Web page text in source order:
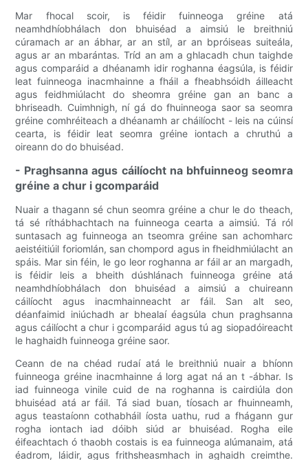
Mar fhocal scoir, is féidir fuinneoga gréine atá
neamhdhíobhálach don bhuiséad a aimsiú le breithniú
cúramach ar an ábhar, ar an stíl, ar an bpróiseas suiteála,
agus ar an mbarántas. Tríd an am a ghlacadh chun taighde
agus comparáid a dhéanamh idir roghanna éagsúla, is féidir
leat fuinneoga inacmhainne a fháil a fheabhsóidh áilleacht
agus feidhmiúlacht do sheomra gréine gan an banc a
bhriseadh. Cuimhnigh, ní gá do fhuinneoga saor sa seomra
gréine comhréiteach a dhéanamh ar cháilíocht - leis na cúinsí
cearta, is féidir leat seomra gréine iontach a chruthú a
oireann do do bhuiséad.
- Praghsanna agus cáilíocht na bhfuinneog seomra
gréine a chur i gcomparáid
Nuair a thagann sé chun seomra gréine a chur le do theach,
tá sé ríthábhachtach na fuinneoga cearta a aimsiú. Tá ról
suntasach ag fuinneoga an tseomra gréine san achomharc
aeistéitiúil foriomlán, san chompord agus in fheidhmiúlacht an
spáis. Mar sin féin, le go leor roghanna ar fáil ar an margadh,
is féidir leis a bheith dúshlánach fuinneoga gréine atá
neamhdhíobhálach don bhuiséad a aimsiú a chuireann
cáilíocht agus inacmhainneacht ar fáil. San alt seo,
déanfaimid iniúchadh ar bhealaí éagsúla chun praghsanna
agus cáilíocht a chur i gcomparáid agus tú ag siopadóireacht
le haghaidh fuinneoga gréine saor.
Ceann de na chéad rudaí atá le breithniú nuair a bhíonn
fuinneoga gréine inacmhainne á lorg agat ná an t -ábhar. Is
iad fuinneoga vinile cuid de na roghanna is cairdiúla don
bhuiséad atá ar fáil. Tá siad buan, tíosach ar fhuinneamh,
agus teastaíonn cothabháil íosta uathu, rud a fhágann gur
rogha iontach iad dóibh siúd ar bhuiséad. Rogha eile
éifeachtach ó thaobh costais is ea fuinneoga alúmanaim, atá
éadrom, láidir, agus frithsheasmhach in aghaidh creimthe.